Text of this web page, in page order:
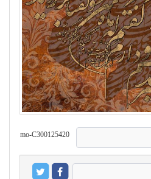
mo-C300125420